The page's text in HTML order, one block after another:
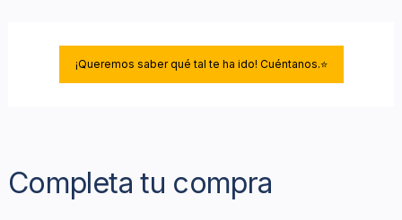
¡Queremos saber qué tal te ha ido! Cuéntanos.⭐
Completa tu compra